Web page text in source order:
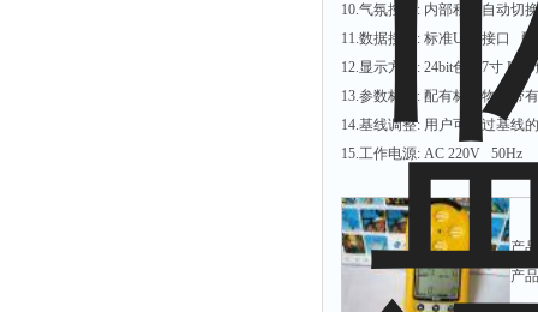
10.气氛控制: 内部程序自动切
11.数据接口: 标准USB接口
12.显示方式: 24bit色，7寸
13.参数标准: 配有标准物，带
14.基线调整: 用户可通过基线
15.工作电源: AC 220V 50Hz
产
产